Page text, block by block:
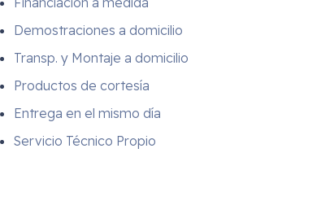
Demostraciones a domicilio
Transp. y Montaje a domicilio
Productos de cortesía
Entrega en el mismo día
Servicio Técnico Propio